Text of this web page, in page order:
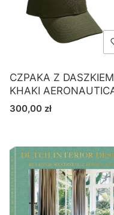
CZPAKA Z DASZKIEM
KHAKI
MILITARE
Cena
300,00 zł